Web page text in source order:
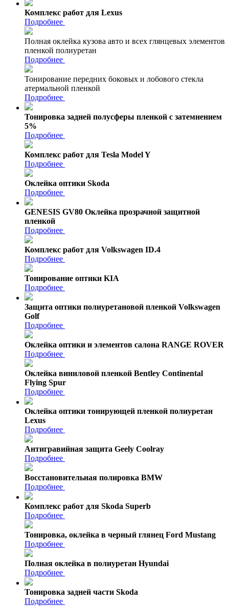
Комплекс работ для Lexus
Подробнее
Полная оклейка кузова авто и всех глянцевых элементов
пленкой полиуретан
Подробнее
Тонирование передних боковых и лобового стекла
атермальной пленкой
Подробнее
Тонировка задней полусферы пленкой с затемнением
5%
Подробнее
Комплекс работ для Tesla Model Y
Подробнее
Оклейка оптики Skoda
Подробнее
GENESIS GV80 Оклейка прозрачной защитной
пленкой
Подробнее
Комплекс работ для Volkswagen ID.4
Подробнее
Тонирование оптики KIA
Подробнее
Защита оптики полиуретановой пленкой Volkswagen
Golf
Подробнее
Оклейка оптики и элементов салона RANGE ROVER
Подробнее
Оклейка виниловой пленкой Bentley Continental
Flying Spur
Подробнее
Оклейка оптики тонирующей пленкой полиуретан
Lexus
Подробнее
Антигравийная защита Geely Coolray
Подробнее
Восстановительная полировка BMW
Подробнее
Комплекс работ для Skoda Superb
Подробнее
Тонировка, оклейка в черный глянец Ford Mustang
Подробнее
Полная оклейка в полиуретан Hyundai
Подробнее
Тонировка задней части Skoda
Подробнее